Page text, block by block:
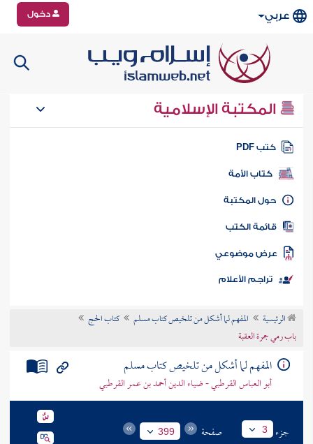
عربي دخول
المكتبة الإسلامية
كتب PDF
كتاب الأمة
المكتبة
الكتب
موضوعي
تراجم الأعلام
الرئيسية المفهم لما أشكل من تلخيص كتاب مسلم
كتاب الحج
باب رمي جمرة العقبة
المفهم لما أشكل من تلخيص كتاب مسلم
أبو العباس القرطبي - ضياء الدين أحمد بن عمر القرطبي
جزء 3 صفحة 399